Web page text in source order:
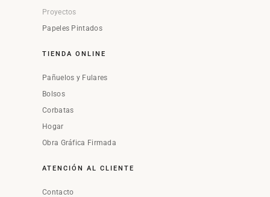
Proyectos
Papeles Pintados
TIENDA ONLINE
Pañuelos y Fulares
Bolsos
Corbatas
Hogar
Obra Gráfica Firmada
ATENCIÓN AL CLIENTE
Contacto